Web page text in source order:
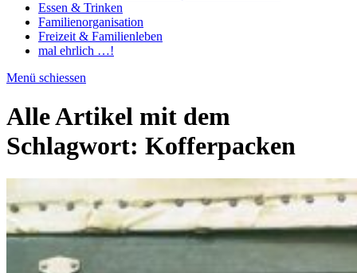
Essen & Trinken
Familienorganisation
Freizeit & Familienleben
mal ehrlich …!
Menü schiessen
Alle Artikel mit dem
Schlagwort: Kofferpacken